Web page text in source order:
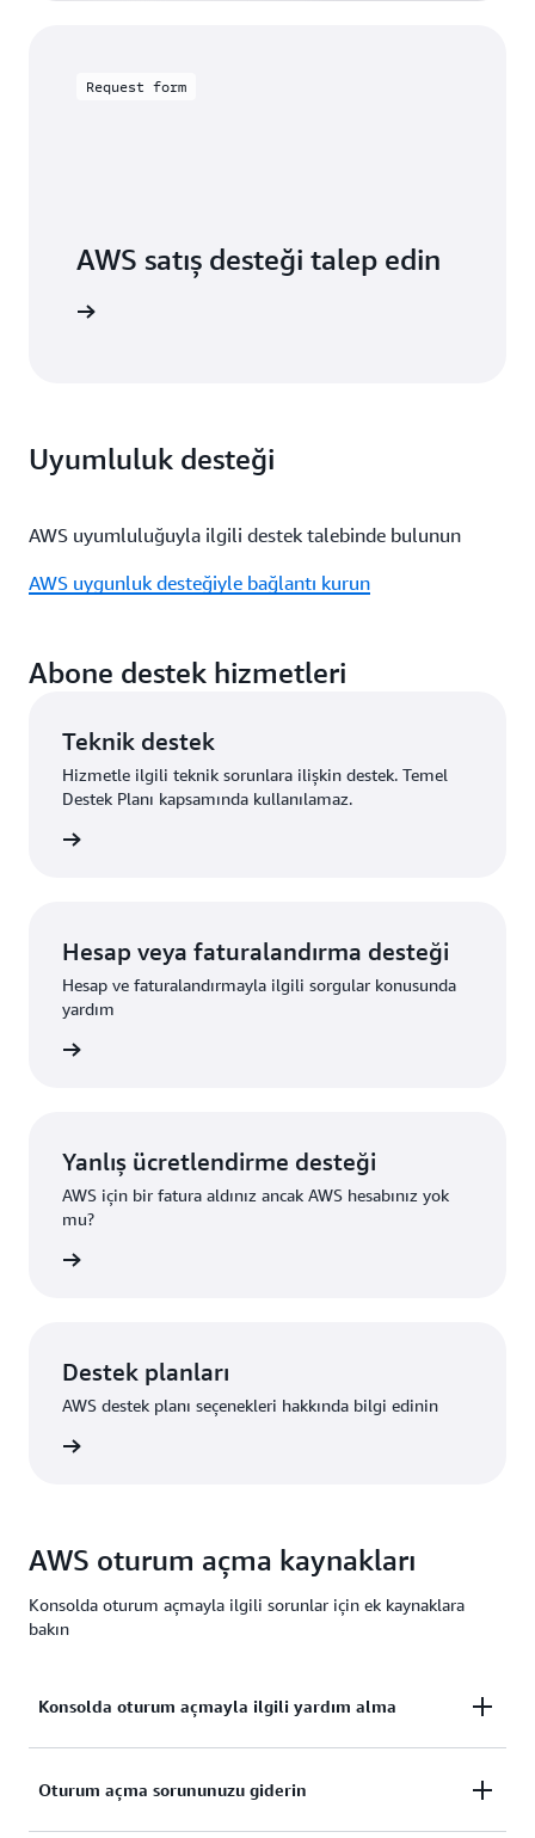
Request form
AWS satış desteği talep edin
Uyumluluk desteği
AWS uyumluluğuyla ilgili destek talebinde bulunun
AWS uygunluk desteğiyle bağlantı kurun
Abone destek hizmetleri
Teknik destek
Hizmetle ilgili teknik sorunlara ilişkin destek. Temel
Destek Planı kapsamında kullanılamaz.
Hesap veya faturalandırma desteği
Hesap ve faturalandırmayla ilgili sorgular konusunda
yardım
Yanlış ücretlendirme desteği
AWS için bir fatura aldınız ancak AWS hesabınız yok
mu?
Destek planları
AWS destek planı seçenekleri hakkında bilgi edinin
AWS oturum açma kaynakları
Konsolda oturum açmayla ilgili sorunlar için ek kaynaklara
bakın
Konsolda oturum açmayla ilgili yardım alma
AWS Yönetim Konsolu'nda oturum açmada yardıma
Oturum açma sorununuzu giderin